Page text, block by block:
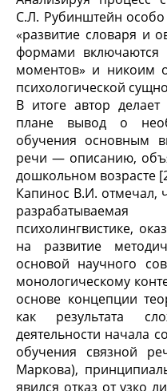
С.Л. Рубинштейн особо
«развитие словаря и
формами включаются
моментов» и никоим
психологической
В итоге автор
плане вывод о
обучения основным
речи — описанию,
дошкольном возрасте
Капинос В.И. отмечал,
психолингвистике,
на развитие
основой научного
монологическому
основе концепции
как результата
деятельности начала
обучения связной
Маркова),
явился отказ от узко